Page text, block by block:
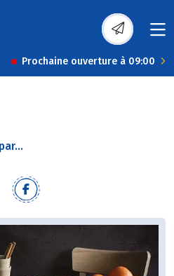
Prochaine ouverture à 09:00